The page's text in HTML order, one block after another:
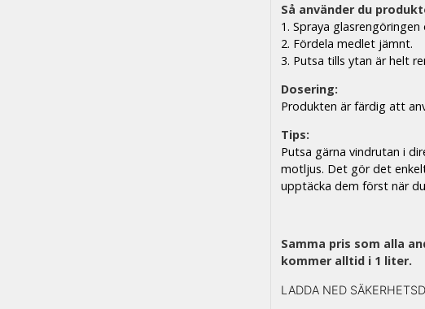
Så använder du
1. Spraya
2. Fördela medlet jämnt.
3. Putsa tills ytan är helt
Dosering:
Produkten är färdig att
Tips:
Putsa gärna vindrutan i
motljus. Det gör det
upptäcka dem först när
Samma pris som alla
kommer alltid i 1 liter.
LADDA NED